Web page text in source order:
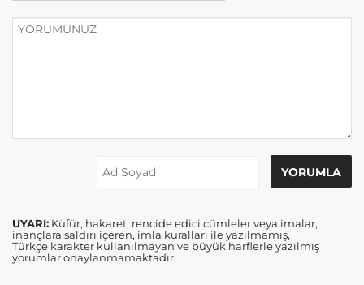
UYARI: Küfür, hakaret, rencide edici cümleler veya imalar,
inançlara saldırı içeren, imla kuralları ile yazılmamış,
Türkçe karakter kullanılmayan ve büyük harflerle yazılmış
yorumlar onaylanmamaktadır.